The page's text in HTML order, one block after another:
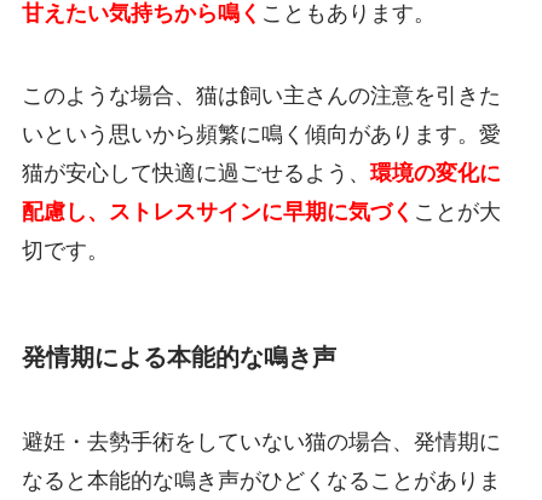
甘えたい気持ちから鳴く こともあります。
このような場合、猫は飼い主さんの注意を引きた
いという思いから頻繁に鳴く傾向があります。愛
猫が安心して快適に過ごせるよう、 環境の変化に
配慮し、ストレスサインに早期に気づく ことが大
切です。
発情期による本能的な鳴き声
避妊・去勢手術をしていない猫の場合、発情期に
なると本能的な鳴き声がひどくなることがありま